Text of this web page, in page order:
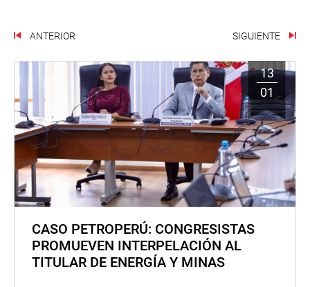
ANTERIOR SIGUIENTE
13
01
CASO PETROPERÚ: CONGRESISTAS
PROMUEVEN INTERPELACIÓN AL
TITULAR DE ENERGÍA Y MINAS